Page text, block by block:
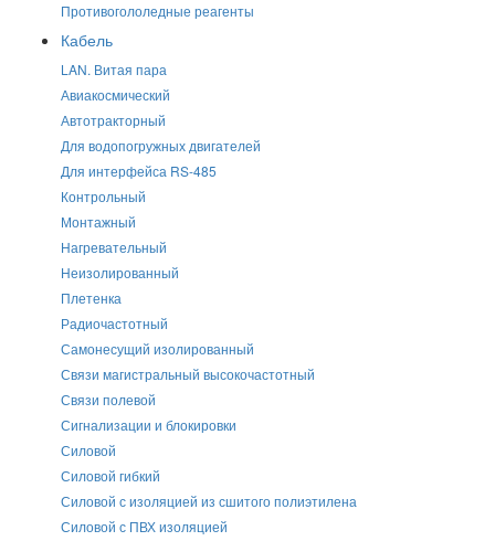
Противогололедные реагенты
Кабель
LAN. Витая пара
Авиакосмический
Автотракторный
Для водопогружных двигателей
Для интерфейса RS-485
Контрольный
Монтажный
Нагревательный
Неизолированный
Плетенка
Радиочастотный
Самонесущий изолированный
Связи магистральный высокочастотный
Связи полевой
Сигнализации и блокировки
Силовой
Силовой гибкий
Силовой с изоляцией из сшитого полиэтилена
Силовой с ПВХ изоляцией